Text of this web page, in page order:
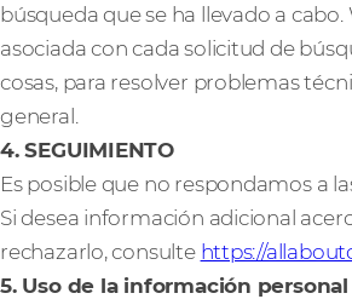
búsqueda que se ha llevado a
asociada con cada solicitud de
cosas, para resolver problemas
general.
4. SEGUIMIENTO
Es posible que no respondamos a
Si desea información adicional
rechazarlo, consulte https://
5. Uso de la información